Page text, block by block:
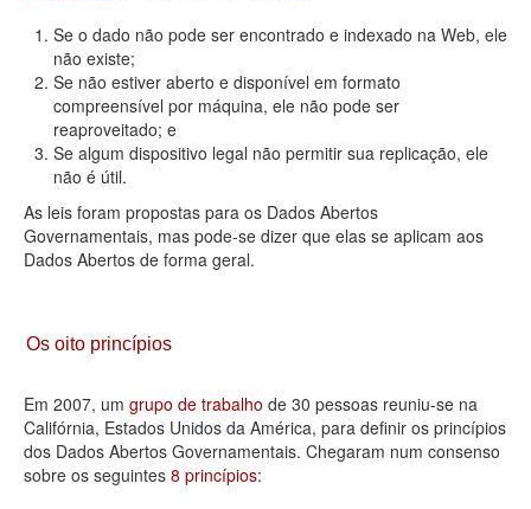
Se o dado não pode ser encontrado e indexado na Web, ele
não existe;
Se não estiver aberto e disponível em formato
compreensível por máquina, ele não pode ser
reaproveitado; e
Se algum dispositivo legal não permitir sua replicação, ele
não é útil.
As leis foram propostas para os Dados Abertos
Governamentais, mas pode-se dizer que elas se aplicam aos
Dados Abertos de forma geral.
Os oito princípios
Em 2007, um grupo de trabalho de 30 pessoas reuniu-se na
Califórnia, Estados Unidos da América, para definir os princípios
dos Dados Abertos Governamentais. Chegaram num consenso
sobre os seguintes 8 princípios: